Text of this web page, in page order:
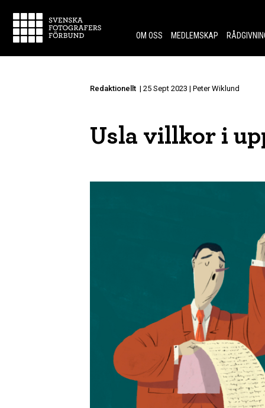
Skip to content.
OM OSS
MEDLEMSKAP
Redaktionellt | 25 Sept 2023 | Peter Wiklund
Usla villkor i